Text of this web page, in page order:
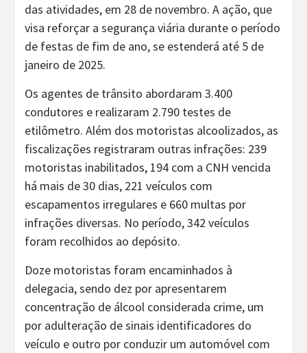
das atividades, em 28 de novembro. A ação, que
visa reforçar a segurança viária durante o período
de festas de fim de ano, se estenderá até 5 de
janeiro de 2025.
Os agentes de trânsito abordaram 3.400
condutores e realizaram 2.790 testes de
etilômetro. Além dos motoristas alcoolizados, as
fiscalizações registraram outras infrações: 239
motoristas inabilitados, 194 com a CNH vencida
há mais de 30 dias, 221 veículos com
escapamentos irregulares e 660 multas por
infrações diversas. No período, 342 veículos
foram recolhidos ao depósito.
Doze motoristas foram encaminhados à
delegacia, sendo dez por apresentarem
concentração de álcool considerada crime, um
por adulteração de sinais identificadores do
veículo e outro por conduzir um automóvel com